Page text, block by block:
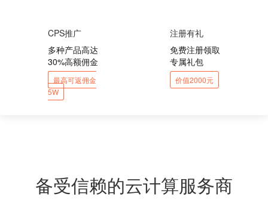
CPS推广
多种产品高达
30%高额佣金
最高可返佣金
5W
注册有礼
免费注册领取
专属礼包
价值2000元
备受信赖的云计算服务商